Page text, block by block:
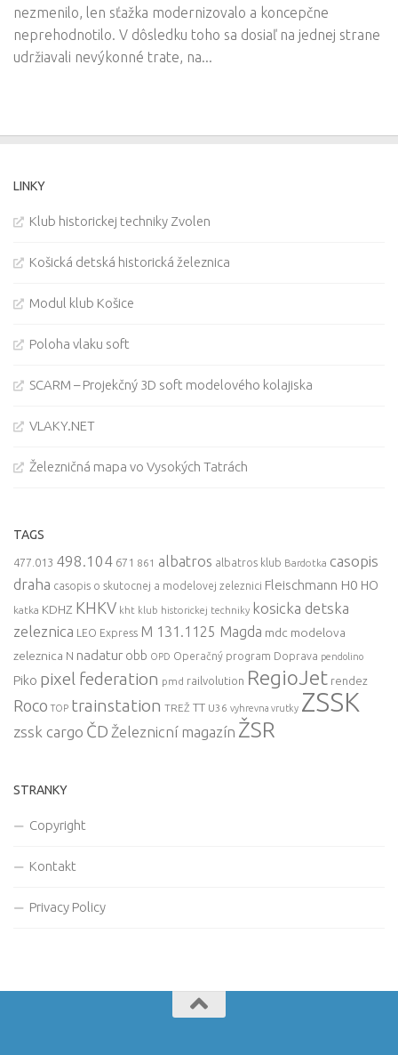
nezmenilo, len sťažka modernizovalo a koncepčne
neprehodnotilo. V dôsledku toho sa dosiaľ na jednej strane
udržiavali nevýkonné trate, na...
LINKY
Klub historickej techniky Zvolen
Košická detská historická železnica
Modul klub Košice
Poloha vlaku soft
SCARM – Projekčný 3D soft modelového kolajiska
VLAKY.NET
Železničná mapa vo Vysokých Tatrách
TAGS
477.013 498.104 671 861 albatros albatros klub Bardotka casopis
draha casopis o skutocnej a modelovej zeleznici Fleischmann H0 HO
katka KDHZ KHKV kht klub historickej techniky kosicka detska
zeleznica
LEO Express M 131.1125 Magda mdc modelova
zeleznica N nadatur obb OPD Operačný program Doprava pendolino
Piko pixel federation pmd railvolution RegioJet rendez
Roco TOP trainstation TREŽ TT U36 vyhrevna vrutky ZSSK
zssk cargo ČD Železnicní magazín ŽSR
STRANKY
Copyright
Kontakt
Privacy Policy